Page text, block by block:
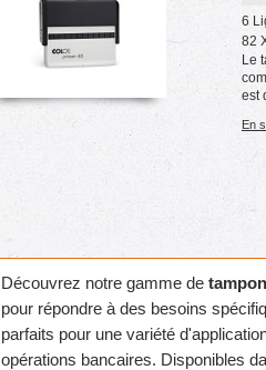
6
82
Le
est
En
Découvrez notre gamme de
pour répondre à des besoins
parfaits pour une variété
opérations bancaires. Disponibles